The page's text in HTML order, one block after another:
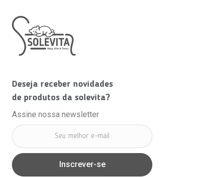
Deseja receber novidades
de produtos da solevita?
Assine nossa newsletter
Inscrever-se